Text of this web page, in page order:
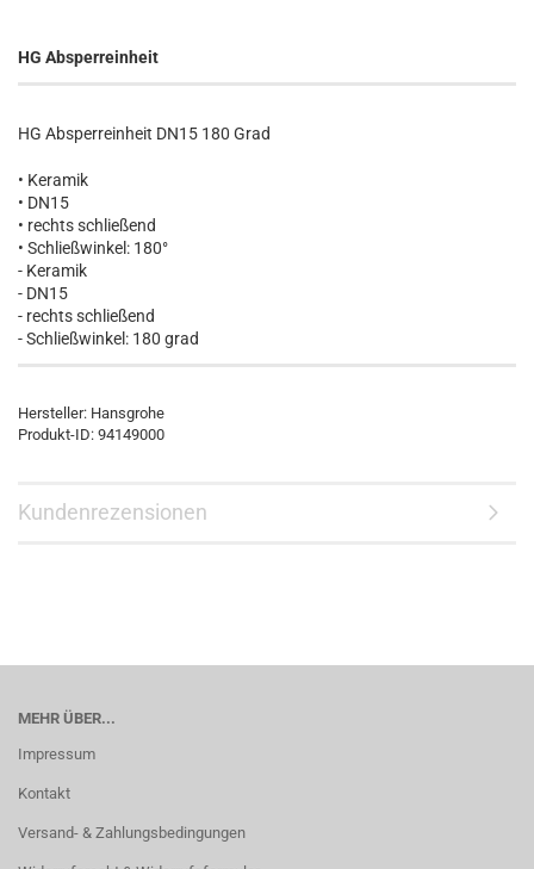
HG Absperreinheit
HG Absperreinheit DN15 180 Grad
• Keramik
• DN15
• rechts schließend
• Schließwinkel: 180°
- Keramik
- DN15
- rechts schließend
- Schließwinkel: 180 grad
Hersteller: Hansgrohe
Produkt-ID: 94149000
Kundenrezensionen
MEHR ÜBER...
Impressum
Kontakt
Versand- & Zahlungsbedingungen